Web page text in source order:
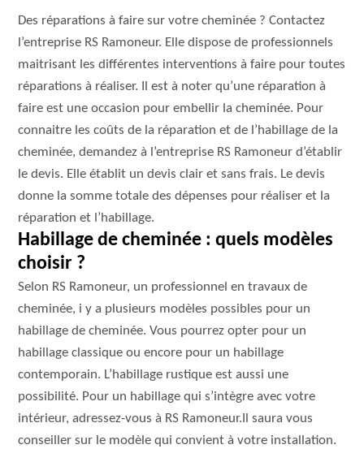
Des réparations à faire sur votre cheminée ? Contactez
l’entreprise RS Ramoneur. Elle dispose de professionnels
maitrisant les différentes interventions à faire pour toutes
réparations à réaliser. Il est à noter qu’une réparation à
faire est une occasion pour embellir la cheminée. Pour
connaitre les coûts de la réparation et de l’habillage de la
cheminée, demandez à l’entreprise RS Ramoneur d’établir
le devis. Elle établit un devis clair et sans frais. Le devis
donne la somme totale des dépenses pour réaliser et la
réparation et l’habillage.
Habillage de cheminée : quels modèles
choisir ?
Selon RS Ramoneur, un professionnel en travaux de
cheminée, i y a plusieurs modèles possibles pour un
habillage de cheminée. Vous pourrez opter pour un
habillage classique ou encore pour un habillage
contemporain. L’habillage rustique est aussi une
possibilité. Pour un habillage qui s’intègre avec votre
intérieur, adressez-vous à RS Ramoneur.Il saura vous
conseiller sur le modèle qui convient à votre installation.